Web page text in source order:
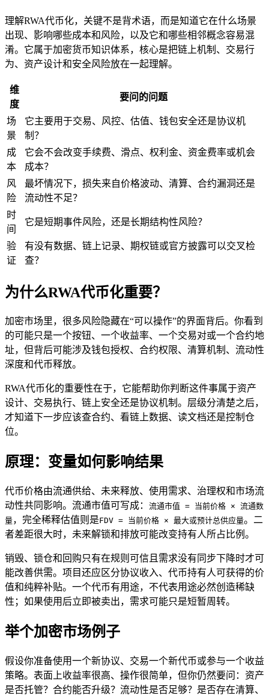
理解RWA代币化，关键不是背术语，而是知道它在什么场景
出现、影响哪些成本和风险，以及它和哪些相邻概念容易混
淆。它属于加密货币知识体系，核心是把链上机制、交易行
为、资产设计和安全风险放在一起理解。
维
度
要问的问题
场
景
它主要用于交易、风控、估值、钱包安全还是协议机
制？
成
本
它会不会改变手续费、滑点、权利金、资金费率或机会
成本？
风
险
最坏情况下，损失来自价格波动、清算、合约漏洞还是
流动性不足？
时
间
它是短期事件风险，还是长期结构性风险？
验
证
有没有数据、链上记录、期权链或官方披露可以交叉检
查？
为什么RWA代币化重要？
加密市场里，很多风险隐藏在“可以操作”的界面背后。你看到
的可能只是一个按钮、一个收益率、一个交易对或一个合约地
址，但背后可能涉及钱包授权、合约权限、清算机制、流动性
深度和代币释放。
RWA代币化的重要性在于，它能帮助你判断这件事属于资产
设计、交易执行、链上安全还是协议机制。层级分清楚之后，
才知道下一步应该查合约、看链上数据、读文档还是控制仓
位。
原理：变量如何影响结果
代币价格由流通供给、未来释放、使用需求、治理权和市场流
动性共同影响。流通市值可写成： 流通市值 = 当前价格 × 流通数
量，完全稀释估值则是FDV = 当前价格 × 最大或预计总供应量。二
者差距很大时，未来解锁和排放可能改变持有人所占比例。
销毁、锁仓和回购只有在规则可信且需求没有同步下降时才可
能改善供需。项目还应区分协议收入、代币持有人可获得的价
值和纯粹补贴。一个代币有用途，不代表用途必然创造稀缺
性；如果使用后立即被卖出，需求可能只是短暂周转。
举个加密市场例子
假设你准备使用一个新协议、交易一个新代币或参与一个收益
策略。表面上收益率很高、操作很简单，但你仍然要问：资产
是否托管？合约能否升级？流动性是否足够？是否存在清算、